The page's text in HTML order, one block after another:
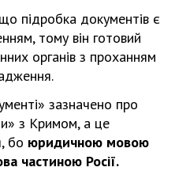
підробка документів є
тому він готовий
органів з проханням
зазначено про
з Кримом, а це
бо юридичною мовою
частиною Росії.